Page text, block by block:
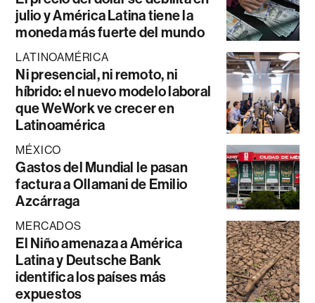
julio y América Latina tiene la
moneda más fuerte del mundo
LATINOAMÉRICA
Ni presencial, ni remoto, ni
híbrido: el nuevo modelo laboral
que WeWork ve crecer en
Latinoamérica
MÉXICO
Gastos del Mundial le pasan
factura a Ollamani de Emilio
Azcárraga
MERCADOS
El Niño amenaza a América
Latina y Deutsche Bank
identifica los países más
expuestos